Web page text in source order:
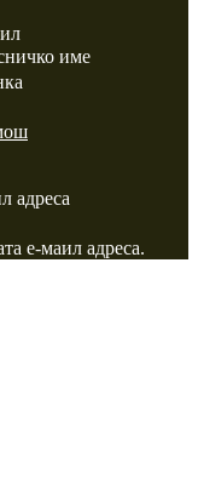
име
адреса
е-маил адреса.